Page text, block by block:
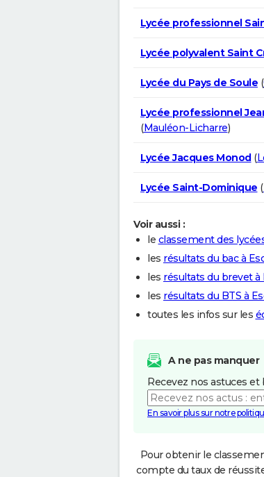
Lycée professionnel
Lycée polyvalent Saint
Lycée du Pays de Soule (
Lycée professionnel
(Mauléon-Licharre)
Lycée Jacques Monod(
Lycée Saint-Dominique (
Voir aussi :
le classement des
les résultats du bac à
les résultats du brevet à
les résultats du BTS à
toutes les infos sur les
A ne pas manquer
Recevez nos astuces
En savoir plus sur notre
Pour obtenir le
compte du taux de